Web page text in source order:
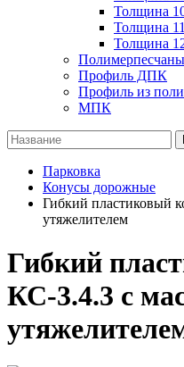
Толщина
Толщина
Толщина
Профиль ДПК
Профиль из
МПК
Парковка
Конусы дорожные
Гибкий пластиковый
утяжелителем
Гибкий
КС-3.4.3 с